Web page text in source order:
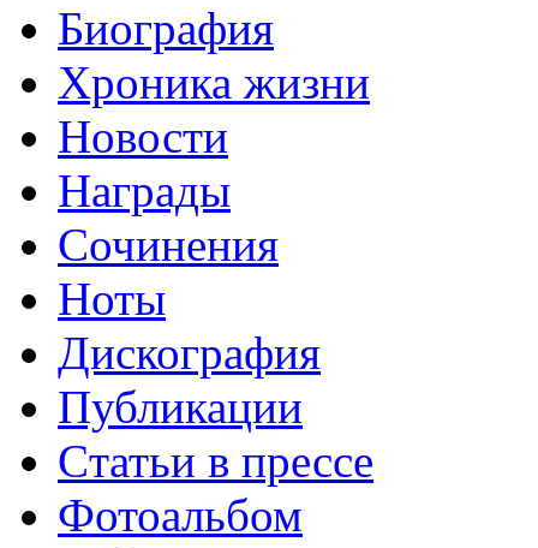
Биография
Хроника жизни
Новости
Награды
Сочинения
Ноты
Дискография
Публикации
Cтатьи в прессе
Фотоальбом